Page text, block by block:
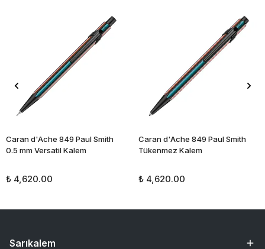
Caran d'Ache 849 Paul Smith
0.5 mm Versatil Kalem
₺ 4,620.00
Caran d'Ache 849 Paul Smith
Tükenmez Kalem
₺ 4,620.00
Sarıkalem